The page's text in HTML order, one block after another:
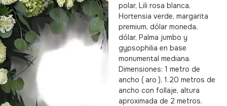
polar, Lili rosa blanca,
Hortensia verde, margarita
premium, dólar moneda,
dólar, Palma jumbo y
gypsophilia en base
monumental mediana.
Dimensiones: 1 metro de
ancho ( aro ), 1.20 metros de
ancho con follaje, altura
aproximada de 2 metros.